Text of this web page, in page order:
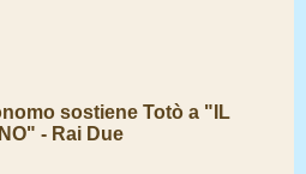
sostiene Totò a "IL
- Rai Due